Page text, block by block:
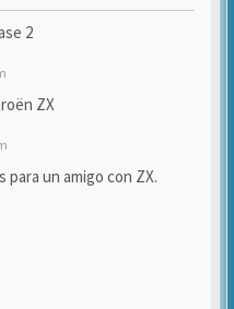
2
ZX
para un amigo con ZX.